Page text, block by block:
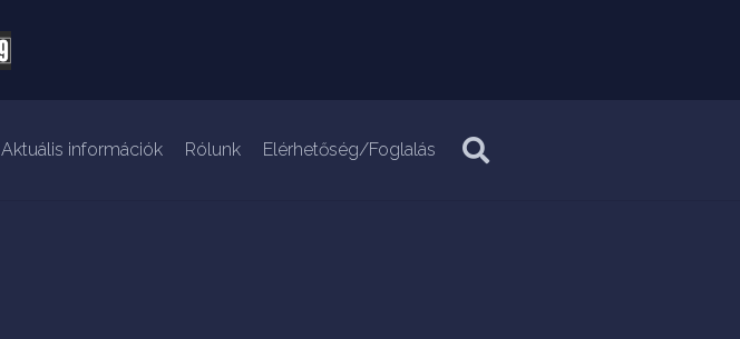
Aktuális információk Rólunk Elérhetőség/Foglalás